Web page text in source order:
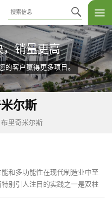
销量更高
的客户赢得更多项目。
尔斯
布里奇米尔斯
和多功能性在现代制造业中至
别引人注目的实践之一是双柱
务、航空航天部件还是模具制
能的。 由于其多功能性，双龙